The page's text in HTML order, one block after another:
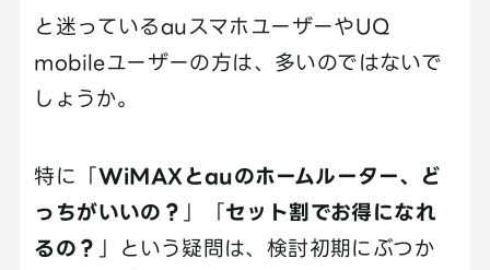
と迷っているauスマホユーザーやUQ
mobileユーザーの方は、多いのではないで
しょうか。
特に「WiMAXとauのホームルーター、ど
っちがいいの？ 」「セット割でお得になれ
るの？ 」という疑問は、検討初期にぶつか